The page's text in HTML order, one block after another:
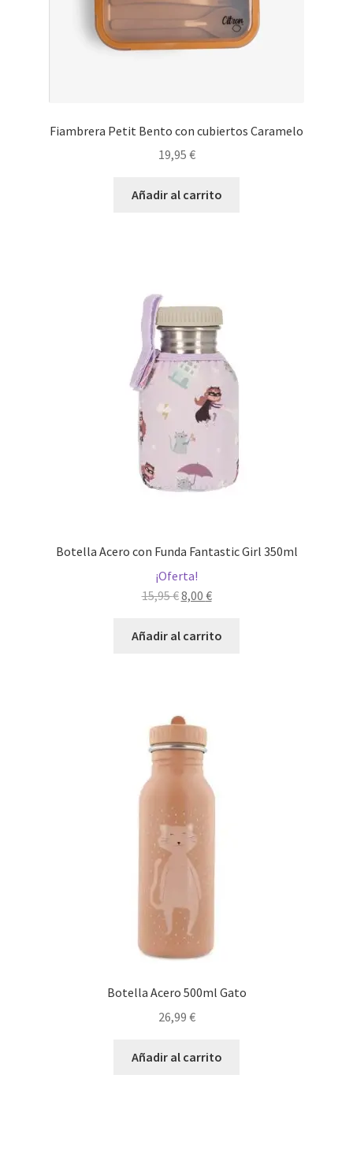
Fiambrera Petit Bento con cubiertos Caramelo
19,95 €
Añadir al carrito
Botella Acero con Funda Fantastic Girl 350ml
¡Oferta!
15,95€El
original
8,00 €El
actual
Añadir al carrito
Botella Acero 500ml Gato
26,99 €
Añadir al carrito